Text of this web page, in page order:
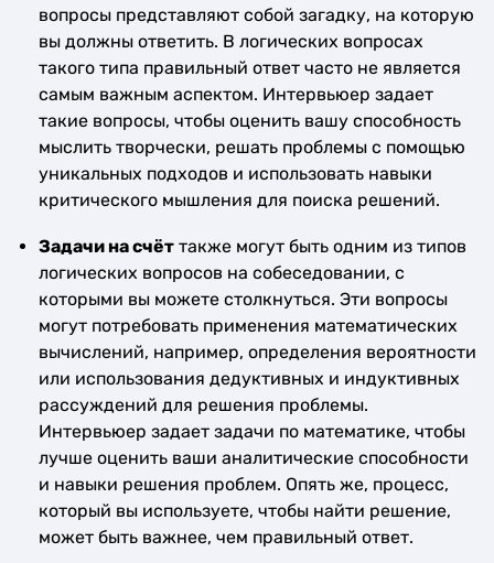
вопросы представляют собой загадку, на которую
вы должны ответить. В логических вопросах
такого типа правильный ответ часто не является
самым важным аспектом. Интервьюер задает
такие вопросы, чтобы оценить вашу способность
мыслить творчески, решать проблемы с помощью
уникальных подходов и использовать навыки
критического мышления для поиска решений.
Задачи на счёт также могут быть одним из типов
логических вопросов на собеседовании, с
которыми вы можете столкнуться. Эти вопросы
могут потребовать применения математических
вычислений, например, определения вероятности
или использования дедуктивных и индуктивных
рассуждений для решения проблемы.
Интервьюер задает задачи по математике, чтобы
лучше оценить ваши аналитические способности
и навыки решения проблем. Опять же, процесс,
который вы используете, чтобы найти решение,
может быть важнее, чем правильный ответ.